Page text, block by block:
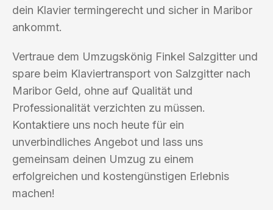
dein Klavier termingerecht und sicher in Maribor
ankommt.
Vertraue dem Umzugskönig Finkel Salzgitter und
spare beim Klaviertransport von Salzgitter nach
Maribor Geld, ohne auf Qualität und
Professionalität verzichten zu müssen.
Kontaktiere uns noch heute für ein
unverbindliches Angebot und lass uns
gemeinsam deinen Umzug zu einem
erfolgreichen und kostengünstigen Erlebnis
machen!